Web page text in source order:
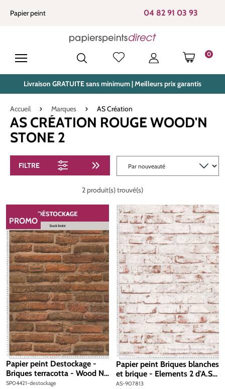
principal
Papier peint 04 82 91 03 93
0
LE
Livraison GRATUITE sans minimum | Meilleurs prix garantis
Accueil Marques AS Création
AS CRÉATION ROUGE WOOD'N
STONE 2
FILTRE
2 produit(s) trouvé(s)
RÉDUCTION
PROMO
Papier peint Destockage -
Briques terracotta - Wood N
Stone 2 d'AS Création
SP04421-destockage
Papier peint Briques blanches
et brique - Elements 2 d'A.S.
Création | Réf. AS-907813
AS-907813